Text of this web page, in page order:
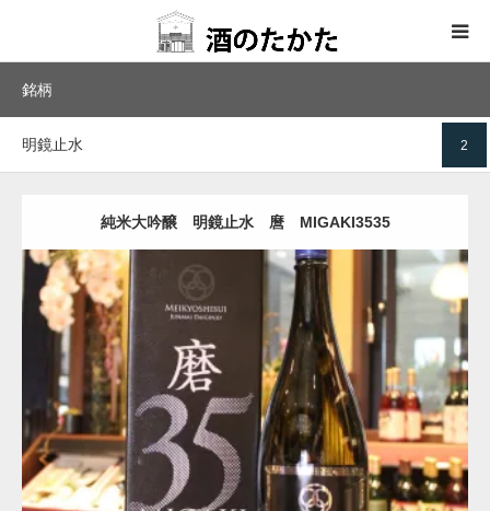
銘柄
2
明鏡止水
純米大吟醸 明鏡止水 麿 MIGAKI3535
Update: 2019.06.27
純米大吟醸 明鏡止水
詳しく 買い物に進む
取扱商品
取引蔵元
お問い合わせ
特定商法
取扱商品
インスタグラム